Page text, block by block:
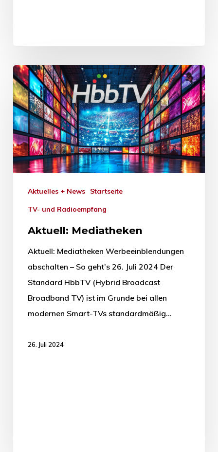
Aktuelles + News Startseite
TV- und Radioempfang
Aktuell: Mediatheken
Aktuell: Mediatheken Werbeeinblendungen
abschalten – So geht’s 26. Juli 2024 Der
Standard HbbTV (Hybrid Broadcast
Broadband TV) ist im Grunde bei allen
modernen Smart-TVs standardmäßig…
26. Juli 2024